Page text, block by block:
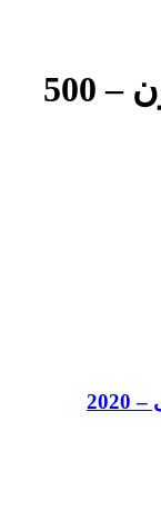
پوپ – هندوانه کریمسون – 500